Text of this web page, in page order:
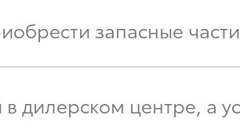
запасные
дилерском центре, а